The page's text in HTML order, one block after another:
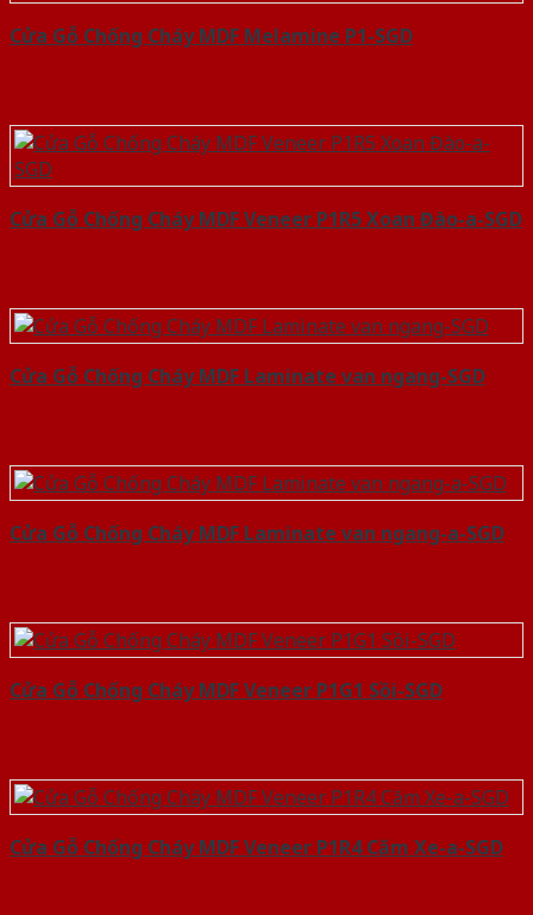
Cửa Gỗ Chống Cháy MDF Melamine P1-SGD
Cửa Gỗ Chống Cháy MDF Veneer P1R5 Xoan Đào-a-SGD
Cửa Gỗ Chống Cháy MDF Laminate van ngang-SGD
Cửa Gỗ Chống Cháy MDF Laminate van ngang-a-SGD
Cửa Gỗ Chống Cháy MDF Veneer P1G1 Sồi-SGD
Cửa Gỗ Chống Cháy MDF Veneer P1R4 Căm Xe-a-SGD